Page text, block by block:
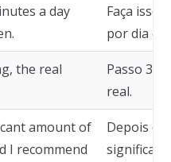
a day
Faça isso
por dia e
the real
Passo 3:
real.
amount of
I recommend
Depois